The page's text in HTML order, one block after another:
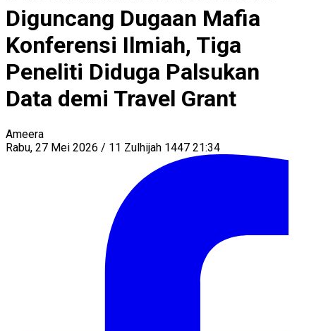
Diguncang Dugaan Mafia
Konferensi Ilmiah, Tiga
Peneliti Diduga Palsukan
Data demi Travel Grant
Ameera
Rabu, 27 Mei 2026 / 11 Zulhijah 1447 21:34